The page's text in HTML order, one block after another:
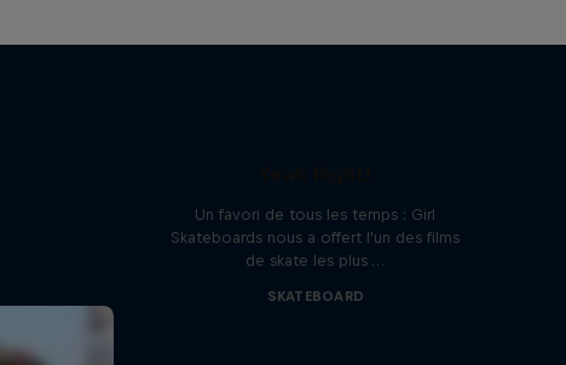
Un favori de tous les temps : Girl
Skateboards nous a offert l'un des films
de skate les plus …
SKATEBOARD